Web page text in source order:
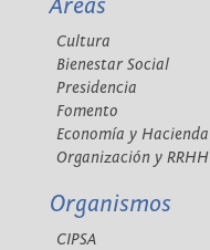
Áreas
Cultura
Bienestar Social
Presidencia
Fomento
Economía y Hacienda
Organización y RRHH
Organismos
CIPSA